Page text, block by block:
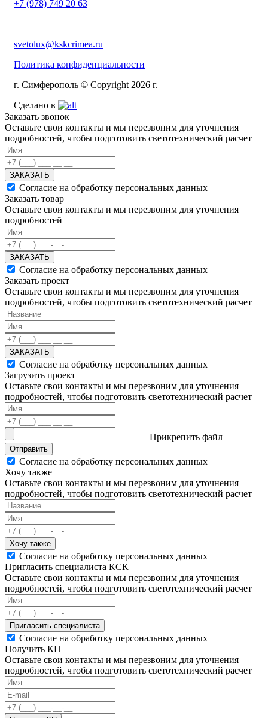
+7 (978) 749 20 63
svetolux@kskcrimea.ru
Политика конфиденциальности
г. Симферополь © Copyright 2026 г.
Сделано в
Заказать звонок
Оставьте свои контакты и мы перезвоним для уточнения
подробностей, чтобы подготовить светотехнический расчет
ЗАКАЗАТЬ
Согласие на обработку персональных данных
Заказать товар
Оставьте свои контакты и мы перезвоним для уточнения
подробностей
ЗАКАЗАТЬ
Согласие на обработку персональных данных
Заказать проект
Оставьте свои контакты и мы перезвоним для уточнения
подробностей, чтобы подготовить светотехнический расчет
ЗАКАЗАТЬ
Согласие на обработку персональных данных
Загрузить проект
Оставьте свои контакты и мы перезвоним для уточнения
подробностей, чтобы подготовить светотехнический расчет
Прикрепить файл
Отправить
Согласие на обработку персональных данных
Хочу также
Оставьте свои контакты и мы перезвоним для уточнения
подробностей, чтобы подготовить светотехнический расчет
Хочу также
Согласие на обработку персональных данных
Пригласить специалиста КСК
Оставьте свои контакты и мы перезвоним для уточнения
подробностей, чтобы подготовить светотехнический расчет
Пригласить специалиста
Согласие на обработку персональных данных
Получить КП
Оставьте свои контакты и мы перезвоним для уточнения
подробностей, чтобы подготовить светотехнический расчет